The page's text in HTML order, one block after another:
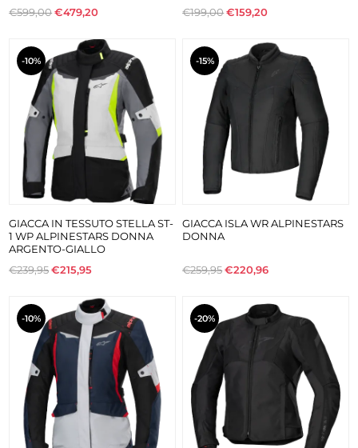
€599,00€479,20 €199,00€159,20
-10%
GIACCA IN TESSUTO STELLA ST-
1 WP ALPINESTARS DONNA
ARGENTO-GIALLO
€239,95€215,95
-15%
GIACCA ISLA WR ALPINESTARS
DONNA
€259,95€220,96
-10% -20%